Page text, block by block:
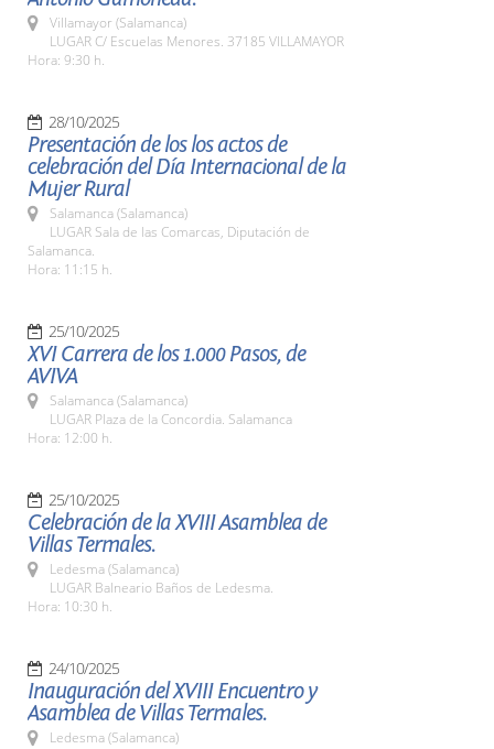
Villamayor (Salamanca)
LUGAR C/ Escuelas Menores. 37185 VILLAMAYOR
Hora: 9:30 h.
28/10/2025
Presentación de los los actos de
celebración del Día Internacional de la
Mujer Rural
Salamanca (Salamanca)
LUGAR Sala de las Comarcas, Diputación de
Salamanca.
Hora: 11:15 h.
25/10/2025
XVI Carrera de los 1.000 Pasos, de
AVIVA
Salamanca (Salamanca)
LUGAR Plaza de la Concordia. Salamanca
Hora: 12:00 h.
25/10/2025
Celebración de la XVIII Asamblea de
Villas Termales.
Ledesma (Salamanca)
LUGAR Balneario Baños de Ledesma.
Hora: 10:30 h.
24/10/2025
Inauguración del XVIII Encuentro y
Asamblea de Villas Termales.
Ledesma (Salamanca)